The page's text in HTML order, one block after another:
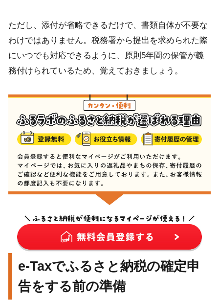
ただし、添付が省略できるだけで、書類自体が不要な
わけではありません。税務署から提出を求められた際
にいつでも対応できるように、原則5年間の保管が義
務付けられているため、覚えておきましょう。
e-Taxでふるさと納税の確定申
告をする前の準備